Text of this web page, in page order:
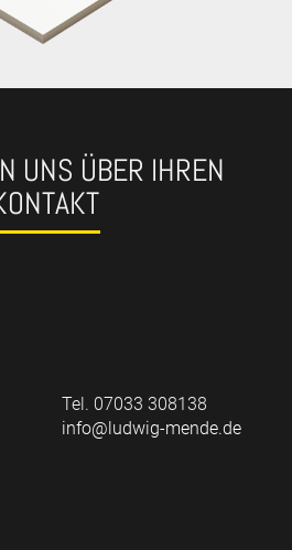
UNS ÜBER IHREN
Tel. 07033 308138
info@ludwig-mende.de